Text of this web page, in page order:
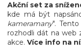
Akční set za
kde má být
kameramany".
rozhodli dát na web
akce. Více info na